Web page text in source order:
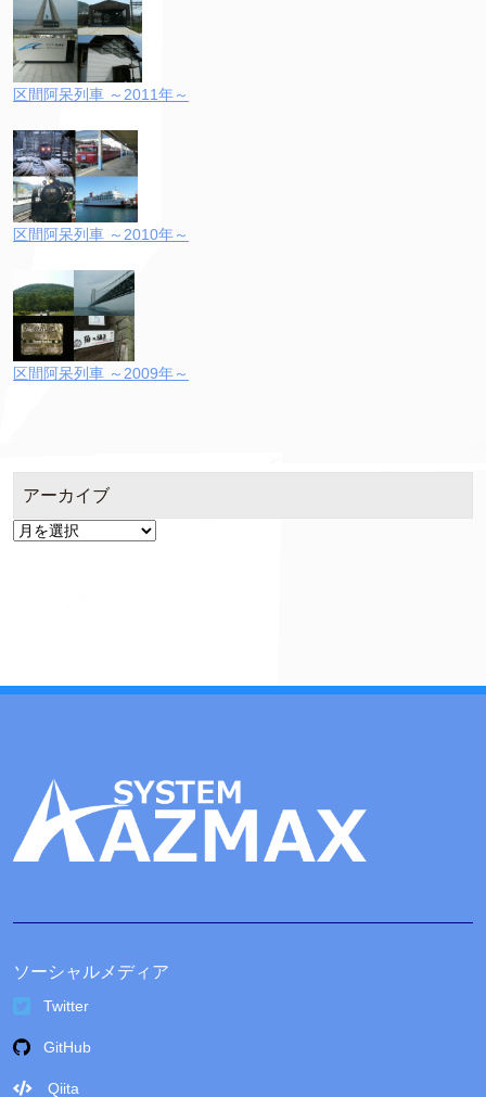
区間阿呆列車 ～2011年～
区間阿呆列車 ～2010年～
区間阿呆列車 ～2009年～
アーカイブ
ア
ソーシャルメディア
Twitter
GitHub
Qiita